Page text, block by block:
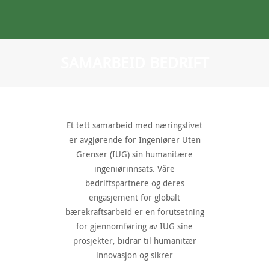
OM OSS
VÅRT ARBEID
PRESSE
KONTAKT OSS
Et tett samarbeid med næringslivet
er avgjørende for Ingeniører Uten
Grenser (IUG) sin humanitære
ingeniørinnsats. Våre
bedriftspartnere og deres
engasjement for globalt
bærekraftsarbeid er en forutsetning
for gjennomføring av IUG sine
prosjekter, bidrar til humanitær
innovasjon og sikrer